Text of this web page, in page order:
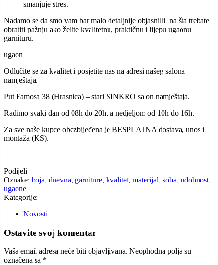
smanjuje stres.
Nadamo se da smo vam bar malo detaljnije objasnilli na šta trebate
obratiti pažnju ako želite kvalitetnu, praktičnu i lijepu ugaonu
garnituru.
ugaon
Odlučite se za kvalitet i posjetite nas na adresi našeg salona
namještaja.
Put Famosa 38 (Hrasnica) – stari SINKRO salon namještaja.
Radimo svaki dan od 08h do 20h, a nedjeljom od 10h do 16h.
Za sve naše kupce obezbijeđena je BESPLATNA dostava, unos i
montaža (KS).
Podijeli
Oznake: boja, dnevna, garniture, kvalitet, materijal, soba, udobnost,
ugaone
Kategorije:
Novosti
Ostavite svoj komentar
Vaša email adresa neće biti objavljivana. Neophodna polja su
označena sa *